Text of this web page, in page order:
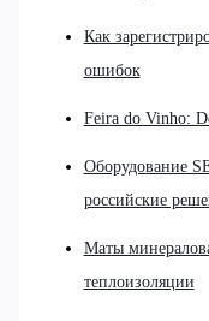
Как
ошибок
Feira do Vinho:
Оборудование
российские
Маты
теплоизоляции